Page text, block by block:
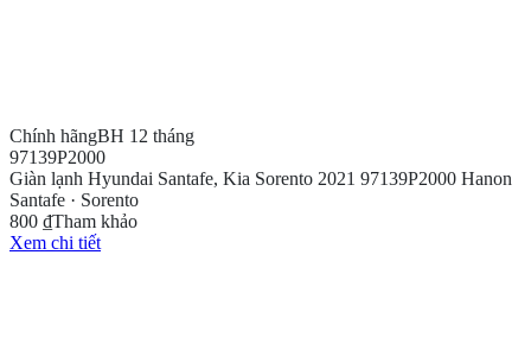
Chính hãngBH 12 tháng
97139P2000
Giàn lạnh Hyundai Santafe, Kia Sorento 2021 97139P2000 Hanon
Santafe · Sorento
800 ₫Tham khảo
Xem chi tiết